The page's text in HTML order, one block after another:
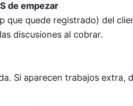
de empezar
que quede registrado) del
discusiones al cobrar.
Si aparecen trabajos extra,